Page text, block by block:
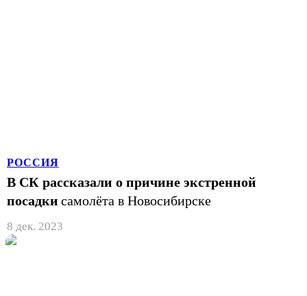
РОССИЯ
В СК рассказали о причине экстренной
посадки самолёта в Новосибирске
8 дек. 2023